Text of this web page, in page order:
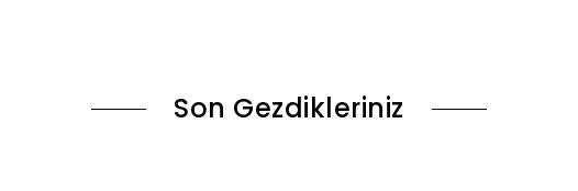
Son Gezdikleriniz